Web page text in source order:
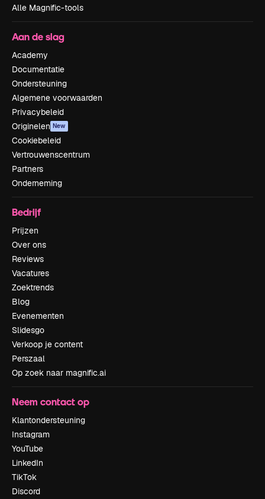
Alle Magnific-tools
Aan de slag
Academy
Documentatie
Ondersteuning
Algemene voorwaarden
Privacybeleid
Originelen New
Cookiebeleid
Vertrouwenscentrum
Partners
Onderneming
Bedrijf
Prijzen
Over ons
Reviews
Vacatures
Zoektrends
Blog
Evenementen
Slidesgo
Verkoop je content
Perszaal
Op zoek naar magnific.ai
Neem contact op
Klantondersteuning
Instagram
YouTube
LinkedIn
TikTok
Discord